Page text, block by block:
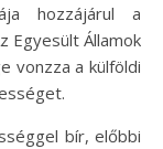
hozzájárul a
Egyesült Államok
vonzza a külföldi
bír, előbbi